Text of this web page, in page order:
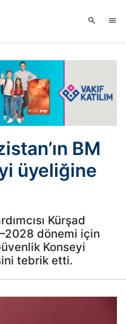
BM
üyeliğine
Kürşad
dönemi için
Konseyi
tebrik etti.